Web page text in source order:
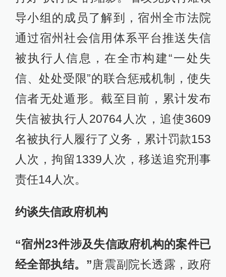
导小组的成员了解到，宿州全市法院
通过宿州社会信用体系平台推送失信
被执行人信息，在全市构建“一处失
信、处处受限”的联合惩戒机制，使失
信者无处遁形。截至目前，累计发布
失信被执行人20764人次，追使3609
名被执行人履行了义务，累计罚款153
人次，拘留1339人次，移送追究刑事
责任14人次。
约谈失信政府机构
“宿州23件涉及失信政府机构的案件已
经全部执结。”唐震副院长透露，政府